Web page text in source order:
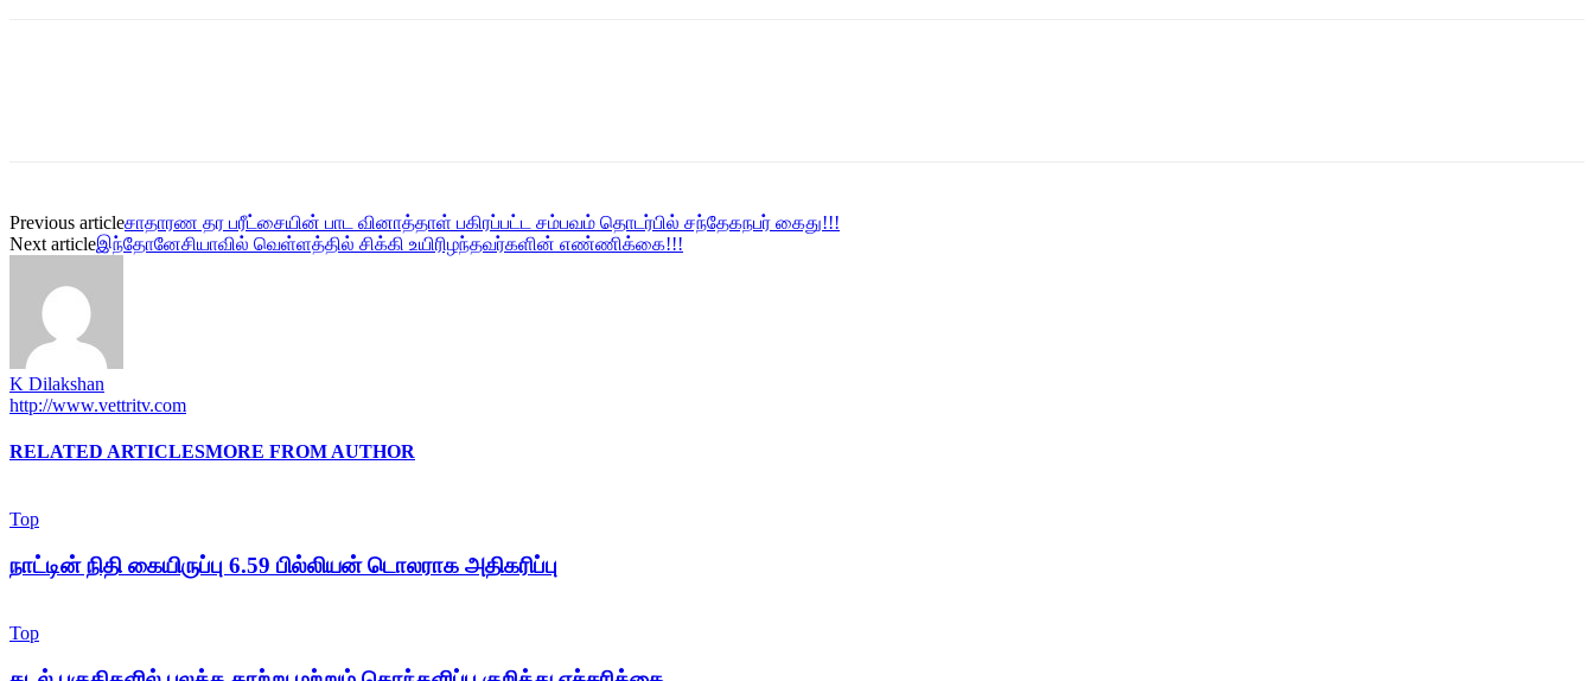
Previous articleசாதாரண தர பரீட்சையின் பாட வினாத்தாள் பகிரப்பட்ட சம்பவம் தொடர்பில் சந்தேகநபர் கைது!!!
Next articleஇந்தோனேசியாவில் வெள்ளத்தில் சிக்கி உயிரிழந்தவர்களின் எண்ணிக்கை!!!
K Dilakshan
http://www.vettritv.com
RELATED ARTICLESMORE FROM AUTHOR
Top
நாட்டின் நிதி கையிருப்பு 6.59 பில்லியன் டொலராக அதிகரிப்பு
Top